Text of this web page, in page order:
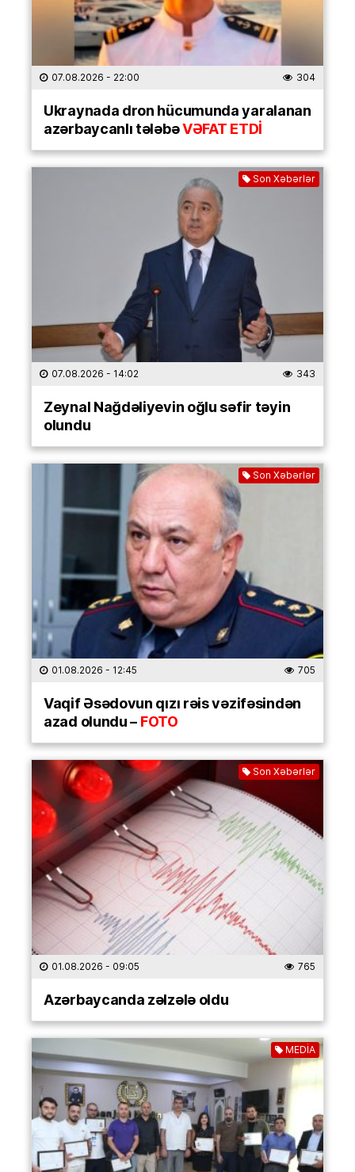
07.08.2026 - 22:00 304
Ukraynada dron hücumunda yaralanan
azərbaycanlı tələbəVƏFAT ETDİ
Son Xəbərlər
07.08.2026 - 14:02 343
Zeynal Nağdəliyevin oğlu səfir təyin
olundu
Son Xəbərlər
01.08.2026 - 12:45 705
Vaqif Əsədovun qızı rəis vəzifəsindən
azad olundu –FOTO
Son Xəbərlər
01.08.2026 - 09:05 765
Azərbaycanda zəlzələ oldu
MEDİA